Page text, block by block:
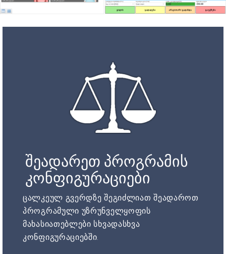
შეადარეთ პროგრამის
კონფიგურაციები
ცალკეულ გვერდზე შეგიძლიათ შეადაროთ
პროგრამული უზრუნველყოფის
მახასიათებლები სხვადასხვა
კონფიგურაციებში.